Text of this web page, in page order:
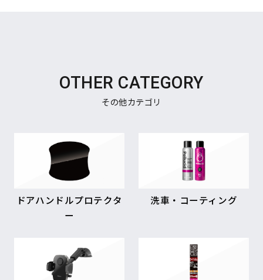
OTHER CATEGORY
その他カテゴリ
ドアハンドルプロテクタ
ー
洗車・コーティング